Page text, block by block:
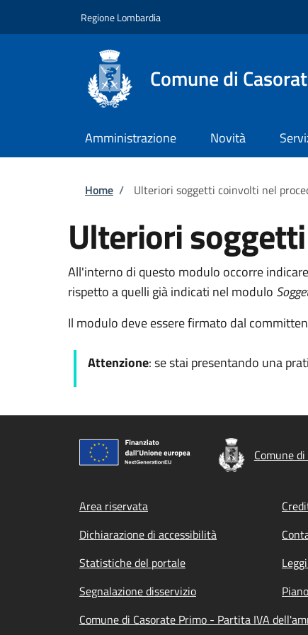
Regione Lombardia
Comune di
Amministrazione Novità
Briciole di pane
Home / Ulteriori soggetti coinvolti nel
Ulteriori
All'interno di questo modulo occorre
rispetto a quelli già indicati nel modulo
Il modulo deve essere firmato dal
Attenzione: se stai presentando una
Comune
Footer menu
Area riservata
Dichiarazione di accessibilità
Statistiche del portale
Segnalazione disservizio
Comune di Casorate Primo - Partita IVA